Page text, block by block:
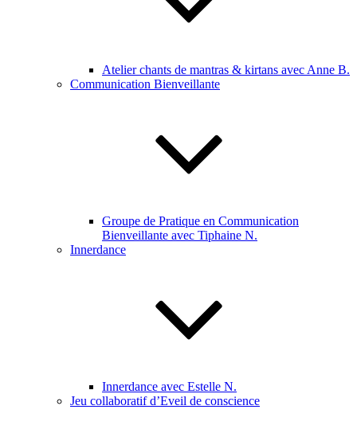
Atelier chants de mantras & kirtans avec Anne B.
Communication Bienveillante
Groupe de Pratique en Communication
Bienveillante avec Tiphaine N.
Innerdance
Innerdance avec Estelle N.
Jeu collaboratif d’Eveil de conscience